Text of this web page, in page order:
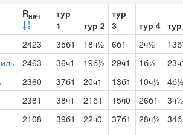
Rнач
тур
1
тур 2
тур
3
тур 4
2423 35б1 18ч½ 6б1 2ч½
2463 36ч1 19б½ 29ч1 1б½
2360 37б1 20ч1 13б1 10ч½ 4б½
2381 38ч1 21б1 15ч0 26б1 3ч½
2108 39б1 22ч0 37б1 28ч½